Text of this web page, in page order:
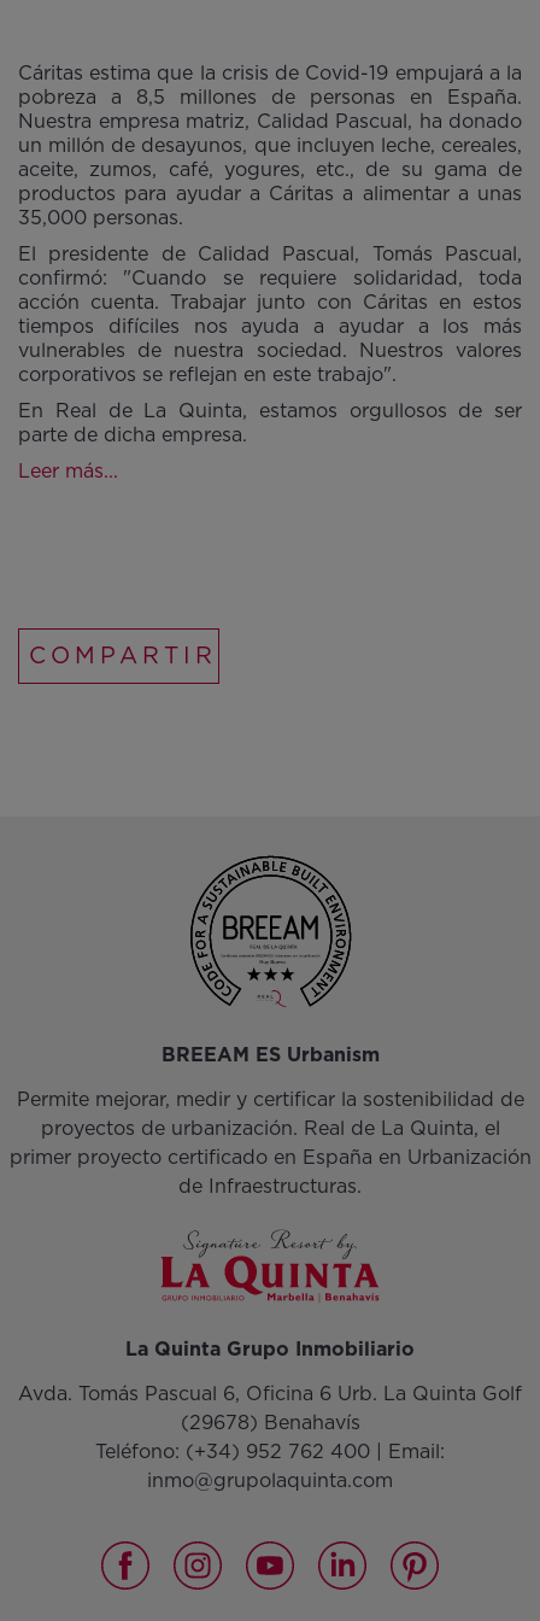
Cáritas estima que la crisis de Covid-19 empujará a la
pobreza a 8,5 millones de personas en España.
Nuestra empresa matriz, Calidad Pascual, ha donado
un millón de desayunos, que incluyen leche, cereales,
aceite, zumos, café, yogures, etc., de su gama de
productos para ayudar a Cáritas a alimentar a unas
35,000 personas.
El presidente de Calidad Pascual, Tomás Pascual,
confirmó: "Cuando se requiere solidaridad, toda
acción cuenta. Trabajar junto con Cáritas en estos
tiempos difíciles nos ayuda a ayudar a los más
vulnerables de nuestra sociedad. Nuestros valores
corporativos se reflejan en este trabajo".
En Real de La Quinta, estamos orgullosos de ser
parte de dicha empresa.
Leer más...
COMPARTIR
BREEAM ES Urbanism
Permite mejorar, medir y certificar la sostenibilidad de
proyectos de urbanización. Real de La Quinta, el
primer proyecto certificado en España en Urbanización
de Infraestructuras.
La Quinta Grupo Inmobiliario
Avda. Tomás Pascual 6, Oficina 6 Urb. La Quinta Golf
(29678) Benahavís
Teléfono: (+34) 952 762 400 | Email:
inmo@grupolaquinta.com